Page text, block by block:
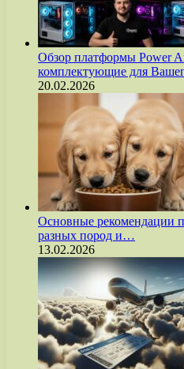
Обзор платформы Power
комплектующие для
20.02.2026
Основные рекомендации
разных пород и…
13.02.2026